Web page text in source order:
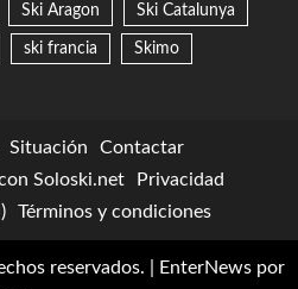
Ski Aragon Ski Catalunya
ski francia Skimo
Situación
Contactar
Soloski.net
Privacidad
Términos y condiciones
reservados. EnterNews por